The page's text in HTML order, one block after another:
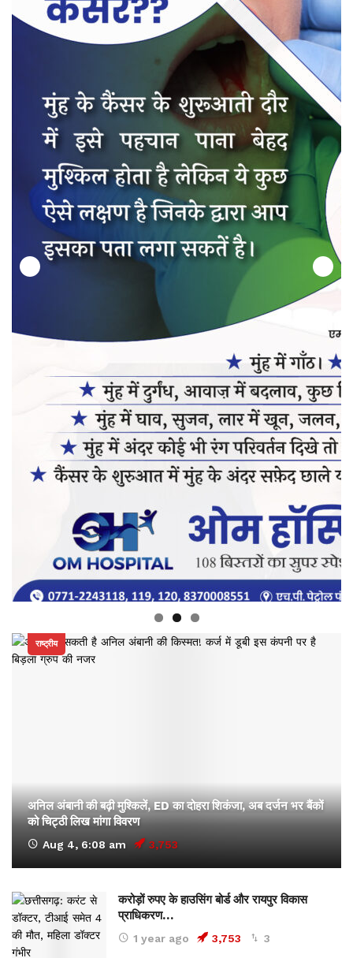
राष्ट्रीय
अनिल अंबानी की बढ़ी मुश्किलें, ED का दोहरा शिकंजा, अब दर्जन भर बैंकों
को चिट्ठी लिख मांगा विवरण
Aug 4, 6:08 am 3,753
करोड़ों रुपए के हाउसिंग बोर्ड और रायपुर विकास
प्राधिकरण…
1 year ago 3,753 3